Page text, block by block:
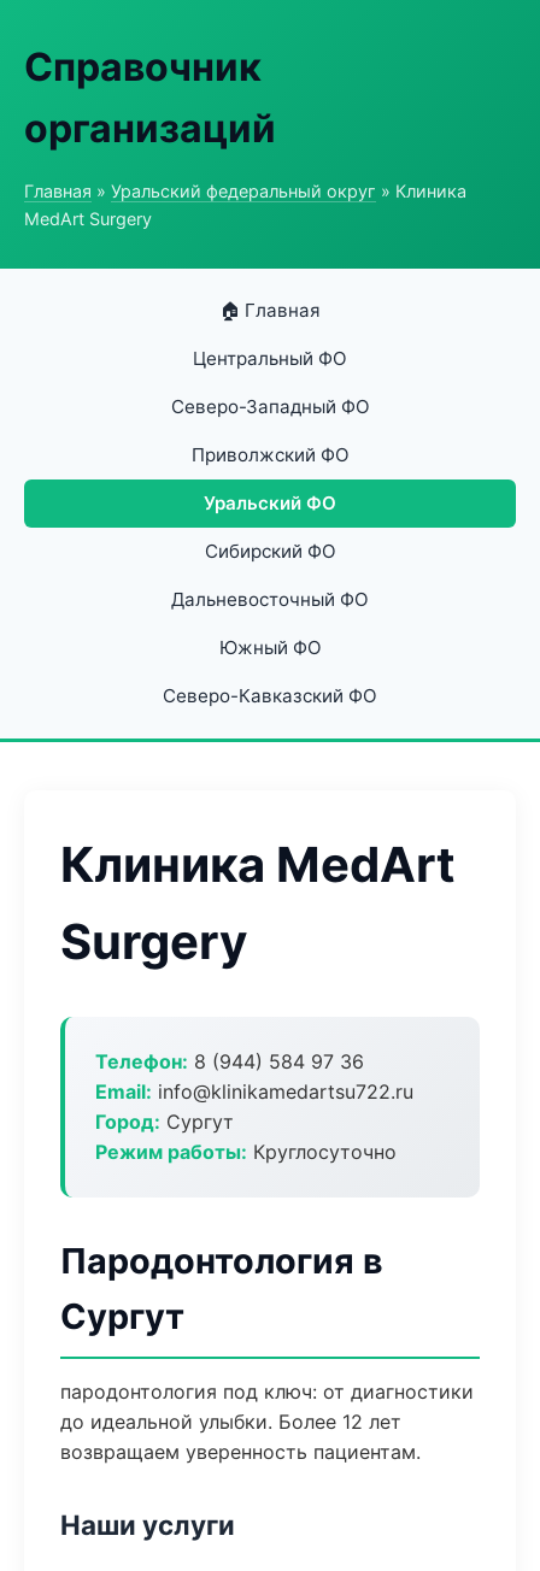
Справочник
организаций
Главная » Уральский федеральный округ » Клиника
MedArt Surgery
🏠 Главная
Центральный ФО
Северо-Западный ФО
Приволжский ФО
Уральский ФО
Сибирский ФО
Дальневосточный ФО
Южный ФО
Северо-Кавказский ФО
Клиника MedArt
Surgery
Телефон: 8 (944) 584 97 36
Email: info@klinikamedartsu722.ru
Город: Сургут
Режим работы: Круглосуточно
Пародонтология в
Сургут
пародонтология под ключ: от диагностики
до идеальной улыбки. Более 12 лет
возвращаем уверенность пациентам.
Наши услуги